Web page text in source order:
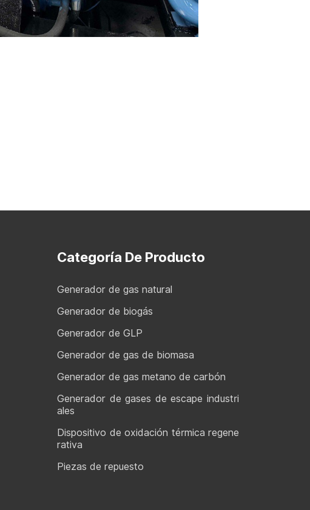
Categoría De Producto
Generador de gas natural
Generador de biogás
Generador de GLP
Generador de gas de biomasa
Generador de gas metano de carbón
Generador de gases de escape industri
ales
Dispositivo de oxidación térmica regene
rativa
Piezas de repuesto